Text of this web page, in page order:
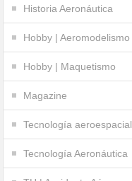
Historia Aeronáutica
Hobby | Aeromodelismo
Hobby | Maquetismo
Magazine
Tecnología aeroespacial
Tecnología Aeronáutica